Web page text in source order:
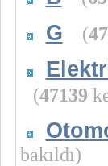
G (
(47139
bakıldı)